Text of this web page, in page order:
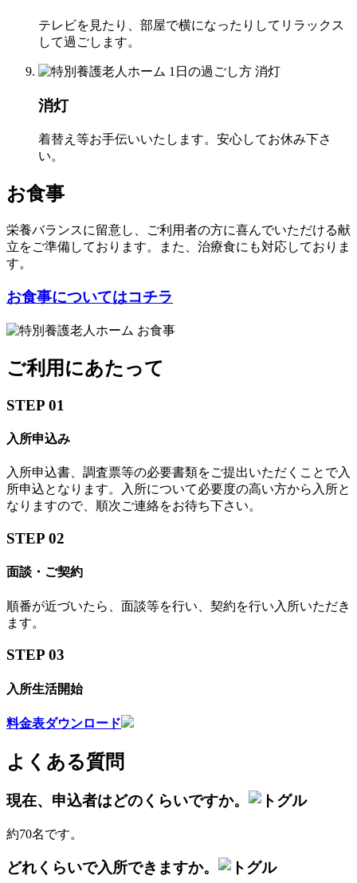
テレビを見たり、部屋で横になったりしてリラックス
して過ごします。
消灯
着替え等お手伝いいたします。安心してお休み下さ
い。
お食事
栄養バランスに留意し、ご利用者の方に喜んでいただける献
立をご準備しております。また、治療食にも対応しておりま
す。
お食事についてはコチラ
ご利用にあたって
STEP 01
入所申込み
入所申込書、調査票等の必要書類をご提出いただくことで入
所申込となります。入所について必要度の高い方から入所と
なりますので、順次ご連絡をお待ち下さい。
STEP 02
面談・ご契約
順番が近づいたら、面談等を行い、契約を行い入所いただき
ます。
STEP 03
入所生活開始
料金表ダウンロード
よくある質問
現在、申込者はどのくらいですか。
約70名です。
どれくらいで入所できますか。